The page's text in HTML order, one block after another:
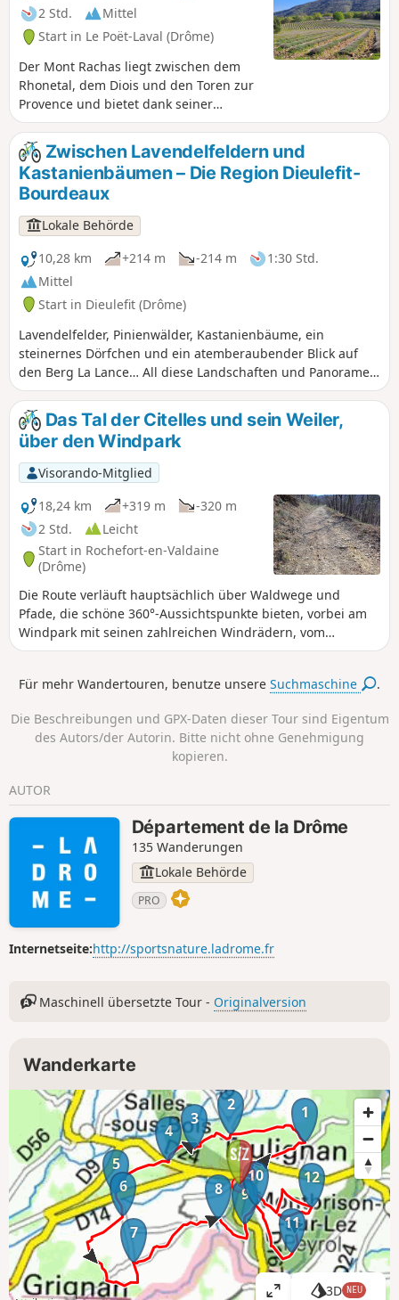
2 Std.
Mittel
Start in Le Poët-Laval (Drôme)
Der Mont Rachas liegt zwischen dem
Rhonetal, dem Diois und den Toren zur
Provence und bietet dank seiner
zentralen Lage einen herrlichen 360°-
Panoramablick, von den Trois Becs bis
zum Mont Ventoux im Osten und auf
das Tricastin, das Rhonetal und die
Ausläufer der Ardèche im Westen. Diese
Tour führt über eine kleine Straße,
einen asphaltierten Weg (in schlechtem
Zustand) und Waldwege.
Zwischen Lavendelfeldern und
Kastanienbäumen – Die Region Dieulefit-
Bourdeaux
Lokale Behörde
10,28 km
+214 m -214 m
1:30 Std.
Mittel
Start in Dieulefit (Drôme)
Lavendelfelder, Pinienwälder, Kastanienbäume, ein
steinernes Dörfchen und ein atemberaubender Blick auf
den Berg La Lance… All diese Landschaften und Panoramen
können Sie dank dieser Tour ohne großen
Schwierigkeitsgrad in vollen Zügen genießen.
Das Tal der Citelles und sein Weiler,
über den Windpark
Visorando-Mitglied
18,24 km
+319 m
-320 m
2 Std.
Leicht
Start in Rochefort-en-Valdaine
(Drôme)
Die Route verläuft hauptsächlich über Waldwege und
Pfade, die schöne 360°-Aussichtspunkte bieten, vorbei am
Windpark mit seinen zahlreichen Windrädern, vom
Rhonetal bis zum Mont Ventoux, sowie die Entdeckung des
Für mehr Wandertouren, benutze unsereSuchmaschine .
Die Beschreibungen und GPX-Daten dieser Tour sind Eigentum
des Autors/der Autorin. Bitte nicht ohne Genehmigung
kopieren.
AUTOR
Département de la Drôme
135 Wanderungen
Lokale Behörde
PRO
Internetseite:http://sportsnature.ladrome.fr
Maschinell übersetzte Tour - Originalversion
Wanderkarte
1
2
3
4
5
6
7
8 9
10
11
12
3D NEU